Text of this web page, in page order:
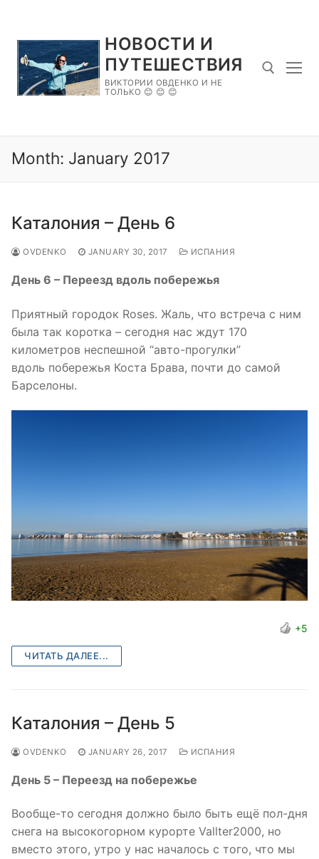
content
НОВОСТИ И
ПУТЕШЕСТВИЯ
ВИКТОРИИ ОВДЕНКО И НЕ
ТОЛЬКО 😊 😊 😊
Month: January 2017
Каталония – День 6
OVDENKO JANUARY 30, 2017 ИСПАНИЯ
День 6 – Переезд вдоль побережья
Приятный городок Roses. Жаль, что встреча с ним
была так коротка – сегодня нас ждут 170
километров неспешной “авто-прогулки”
вдоль побережья Коста Брава, почти до самой
Барселоны.
+5
ЧИТАТЬ ДАЛЕЕ...
Каталония – День 5
OVDENKO JANUARY 26, 2017 ИСПАНИЯ
День 5 – Переезд на побережье
Вообще-то сегодня должно было быть ещё пол-дня
снега на высокогорном курорте Vallter2000, но
вместо этого, утро у нас началось с того, что мы